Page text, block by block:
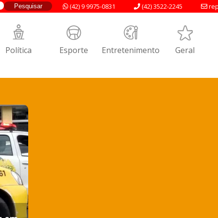
(42) 3522-2245
(42) 9 9975-0831
Política Esporte Entretenimento Geral